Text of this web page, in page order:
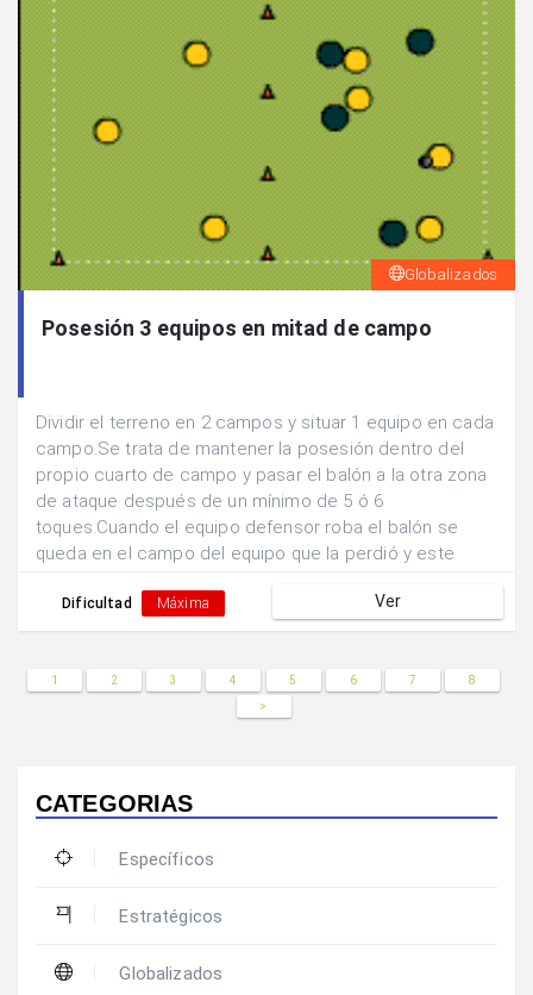
Globalizados
Posesión 3 equipos en mitad de campo
Dividir el terreno en 2 campos y situar 1 equipo en cada
campo.Se trata de mantener la posesión dentro del
propio cuarto de campo y pasar el balón a la otra zona
de ataque después de un mínimo de 5 ó 6
toques.Cuando el equipo defensor roba el balón se
queda en el campo del equipo que la perdió y este
Dificultad Máxima Ver
1 2 3 4 5 6 7
8
>
CATEGORIAS
Específicos
Estratégicos
Globalizados